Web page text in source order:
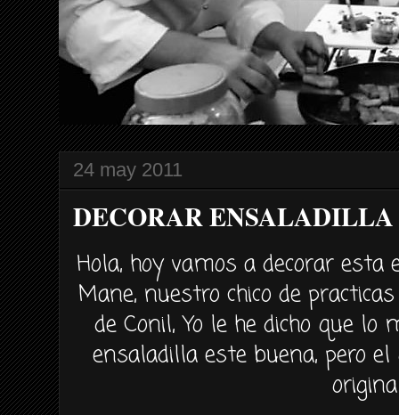
24 may 2011
DECORAR ENSALADILLA
Hola, hoy vamos a decorar
Mane, nuestro chico de
deConil, Yo le he dicho que
ensaladilla este buena, pero el